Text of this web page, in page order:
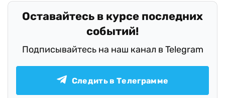
Оставайтесь в курсе последних
событий!
Подписывайтесь на наш канал в Telegram
Следить в Телеграмме